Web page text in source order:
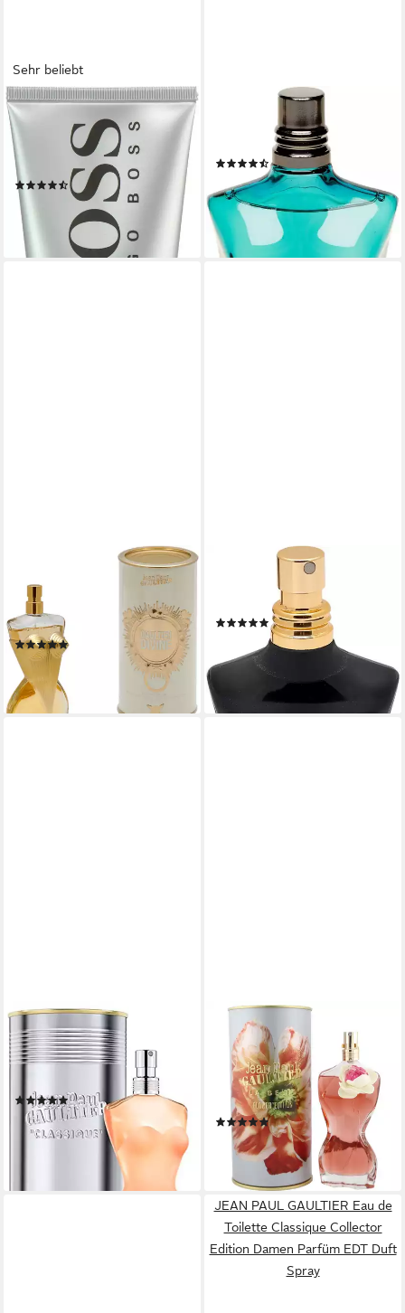
Sehr beliebt
BOSS
Duschgel BOSS BOTTLED
SHOWER GEL, mit spritzig-
frischen Aromen
(98)
20,00 €
(133,33 €/ 1 l)
lieferbar - in 2-3 Werktagen bei dir
JEAN PAUL GAULTIER
After-Shave Le Male, mit
Pfefferminzextrakt
(128)
ab 62,69 € UVP77,00 €
(501,52 €/ 1 l)
-19%
leider ausverkauft
JEAN PAUL GAULTIER
Eau de Parfum DIVINE, EDP
mit selbstbewusster
Silhouette
ab 83,90 €
(839,00 €/ 1 l)
leider ausverkauft
JEAN PAUL GAULTIER
Eau de Parfum Le Male
Intense, mit Kardamon
(150)
ab 85,90 €
(1.145,33 €/ 1 l)
lieferbar - in 3-4 Werktagen bei dir
JEAN PAUL GAULTIER
Eau de Toilette CLASSIQUE,
EDT mit einzigartiger
(371)
ab 64,38 €
(2.146,00 €/ 1 l)
lieferbar - in 7-9 Werktagen bei dir
JEAN PAUL GAULTIER
Eau de Parfum Jean Paul
Gaultier La Belle Flower
Edition Eau de Parfum Spray
100 ml
(3)
159,50 €
(1.595,00 €/ 1 l)
lieferbar - in 2-3 Werktagen bei dir
JEAN PAUL GAULTIER Eau de
Toilette Classique Collector
Edition Damen Parfüm EDT Duft
Spray